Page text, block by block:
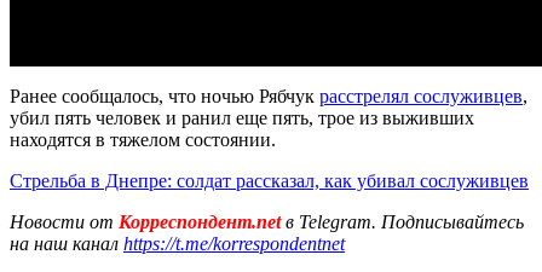
Ранее сообщалось, что ночью Рябчук расстрелял сослуживцев,
убил пять человек и ранил еще пять, трое из выживших
находятся в тяжелом состоянии.
Стрельба в Днепре: солдат рассказал, как убивал сослуживцев
Новости от Корреспондент.netв Telegram. Подписывайтесь
на наш канал https://t.me/korrespondentnet